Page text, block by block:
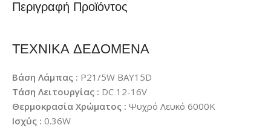
Περιγραφή Προϊόντος
ΤΕΧΝΙΚΑ ΔΕΔΟΜΕΝΑ
Βάση Λάμπας : P21/5W BAY15D
Τάση Λειτουργίας : DC 12-16V
Θερμοκρασία Χρώματος : Ψυχρό Λευκό 6000K
Ισχύς : 0.36W